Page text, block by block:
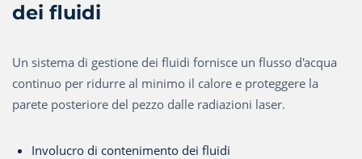
dei fluidi
Un sistema di gestione dei fluidi fornisce un flusso d'acqua
continuo per ridurre al minimo il calore e proteggere la
parete posteriore del pezzo dalle radiazioni laser.
Involucro di contenimento dei fluidi